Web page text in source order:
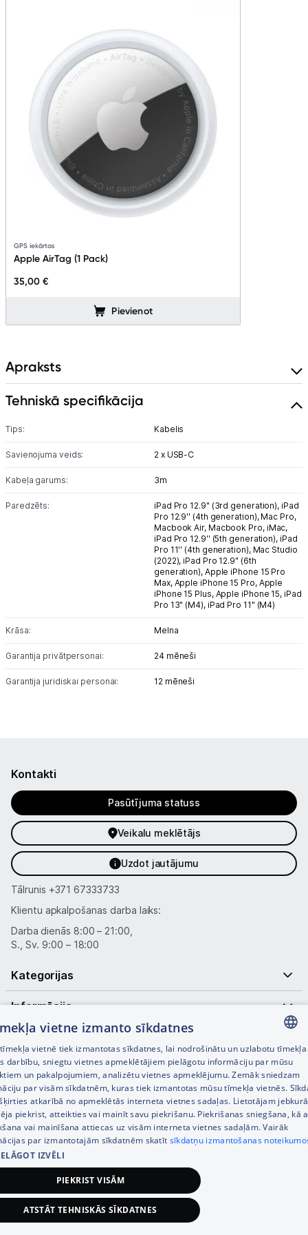
Piederumi
Stacionārie un bezvadu telefoni
Sadzīves tehnika
Skaistumkopšana
Sports un atpūta
Tehnikas izvešana
Tet pakalpojumi
GPS iekārtas
Apple AirTag (1 Pack)
35,00 €
Pievienot
Apraksts
Tehniskā specifikācija
Tips: Kabelis
Savienojuma veids: 2 x USB-C
Kabeļa garums: 3m
Paredzēts: iPad Pro 12.9" (3rd generation), iPad
Pro 12.9'' (4th generation), Mac Pro,
Macbook Air, Macbook Pro, iMac,
iPad Pro 12.9'' (5th generation), iPad
Pro 11'' (4th generation), Mac Studio
(2022), iPad Pro 12.9" (6th
generation), Apple iPhone 15 Pro
Max, Apple iPhone 15 Pro, Apple
iPhone 15 Plus, Apple iPhone 15, iPad
Pro 13" (M4), iPad Pro 11" (M4)
Krāsa: Melna
Garantija privātpersonai: 24 mēneši
Garantija juridiskai personai: 12 mēneši
Kontakti
Pasūtījuma statuss
Veikalu meklētājs
Uzdot jautājumu
Tālrunis +371 67333733
Klientu apkalpošanas darba laiks:
Darba dienās 8:00 – 21:00,
S., Sv. 9:00 – 18:00
Kategorijas
Informācija
Noderīgas saites
© SIA Tet 2026 -
LATVIAN
RUSSIAN
ENGLISH
vietne izmanto sīkdatnes
vietnē tiek izmantotas sīkdatnes, lai nodrošinātu un uzlabotu tīmekļa
darbību, sniegtu vietnes apmeklētājiem pielāgotu informāciju par mūsu
un pakalpojumiem, analizētu vietnes apmeklējumu. Zemāk sniedzam
par visām sīkdatnēm, kuras tiek izmantotas mūsu tīmekļa vietnēs.
atkarībā no apmeklētās interneta vietnes sadaļas. Lietotājam
piekrist, atteikties vai mainīt savu piekrišanu. Piekrišanas sniegšana, kā
vai mainīšana attiecas uz visām interneta vietnes sadaļām. Vairāk
par izmantotajām sīkdatnēm skatīt sīkdatņu izmantošanas
IZVĒLI
PIEKRIST VISĀM
ATSTĀT TEHNISKĀS SĪKDATNES